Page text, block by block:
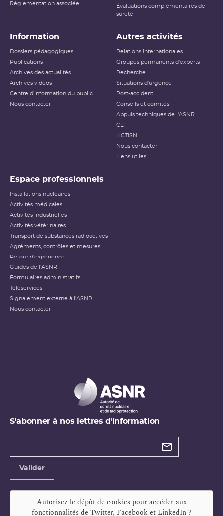
Réglementation associée
Évaluations complémentaires de
sûreté
Information
Dossiers pédagogiques
Publications
Archives des actualités
Archives vidéos
Centre d'information du public
Nous contacter
Autres activités
Relations internationales
Groupes permanents d'experts
Recherche
Situations d'urgence
Post-accident
Conseils et comités
Appuis techniques de l'ASNR
CLI
HCTISN
Nous contacter
Liens utiles
Espace professionnels
Installations nucléaires
Activités médicales
Activités industrielles
Activités vétérinaires
Transport de substances radioactives
Agréments, contrôles et mesures
Retour d'expérience
Guides de l'ASNR
Formulaires administratifs
Téléservices
Signalement externe à l'ASNR
Nous contacter
S'abonner à nos lettres d'information
Types de
Valider
Autorisez le dépôt de cookies pour accéder aux
fonctionnalités de Twitter, Facebook et LinkedIn?